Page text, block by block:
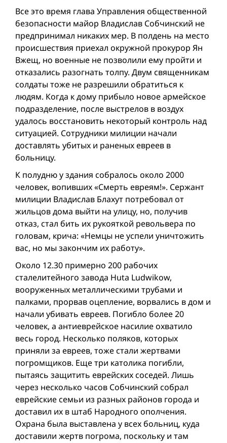
Все это время глава Управления общественной
безопасности майор Владислав Собчинский не
предпринимал никаких мер. В полдень на место
происшествия приехал окружной прокурор Ян
Вжещ, но военные не позволили ему пройти и
отказались разогнать толпу. Двум священникам
солдаты тоже не разрешили обратиться к
людям. Когда к дому прибыло новое армейское
подразделение, после выстрелов в воздух
удалось восстановить некоторый контроль над
ситуацией. Сотрудники милиции начали
доставлять убитых и раненых евреев в
больницу.
К полудню у здания собралось около 2000
человек, вопивших «Смерть евреям!». Сержант
милиции Владислав Блахут потребовал от
жильцов дома выйти на улицу, но, получив
отказ, стал бить их рукояткой револьвера по
головам, крича: «Немцы не успели уничтожить
вас, но мы закончим их работу».
Около 12.30 примерно 200 рабочих
сталелитейного завода Huta Ludwikоw,
вооруженных металлическими трубами и
палками, прорвав оцепление, ворвались в дом и
начали убивать евреев. Погибло более 20
человек, а антиеврейское насилие охватило
весь город. Несколько поляков, которых
приняли за евреев, тоже стали жертвами
погромщиков. Еще три католика погибли,
пытаясь защитить еврейских соседей. Лишь
через несколько часов Собчинский собрал
еврейские семьи из разных районов города и
доставил их в штаб Народного ополчения.
Охрана была выставлена у всех больниц, куда
доставили жертв погрома, поскольку и там